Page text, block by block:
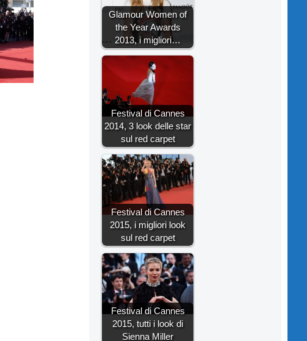
Glamour Women of
the Year Awards
2013, i migliori…
Festival di Cannes
2014, 3 look delle star
sul red carpet
Festival di Cannes
2015, i migliori look
sul red carpet
Festival di Cannes
2015, tutti i look di
Sienna Miller